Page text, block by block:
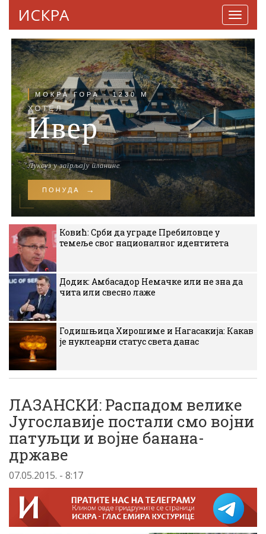
ИСКРА
Ковић: Срби да уграде Пребиловце у
темеље свог националног идентитета
Додик: Амбасадор Немачке или не зна да
чита или свесно лаже
Годишњица Хирошиме и Нагасакија: Какав
је нуклеарни статус света данас
ЛАЗАНСКИ: Распадом велике
Југославије постали смо војни
патуљци и војне банана-
државе
07.05.2015. - 8:17